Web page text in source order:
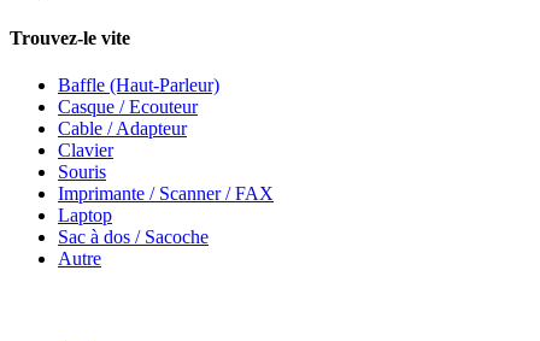
Trouvez-le vite
Baffle (Haut-Parleur)
Casque / Ecouteur
Cable / Adapteur
Clavier
Souris
Imprimante / Scanner / FAX
Laptop
Sac à dos / Sacoche
Autre